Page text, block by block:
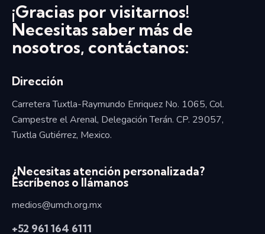
¡Gracias por visitarnos!
Necesitas saber más de
nosotros, contáctanos:
Dirección
Carretera Tuxtla-Raymundo Enriquez No. 1065, Col.
Campestre el Arenal, Delegación Terán. CP. 29057,
Tuxtla Gutiérrez, Mexico.
¿Necesitas atención personalizada?
Escríbenos o llámanos
medios@umch.org.mx
+52 961 164 6111